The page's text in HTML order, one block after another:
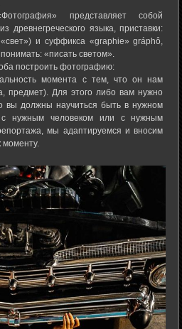
представляет собой
древнегреческого языка, приставки:
и суффикса «graphie» gráphô,
«писать светом».
построить фотографию:
момента с тем, что он нам
предмет). Для этого либо вам нужно
вы должны научиться быть в нужном
нужным человеком или с нужным
мы адаптируемся и вносим
моменту.